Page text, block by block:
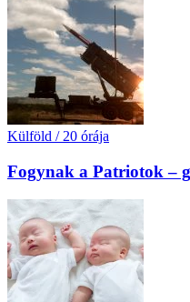
Külföld / 20 órája
Fogynak a Patriotok –